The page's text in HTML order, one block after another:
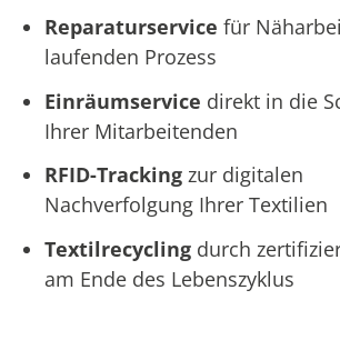
Reparaturservice für
laufenden Prozess
Einräumservice direkt in die
Ihrer Mitarbeitenden
RFID-Tracking zur digitalen
Nachverfolgung Ihrer Textilien
Textilrecycling durch
am Ende des Lebenszyklus